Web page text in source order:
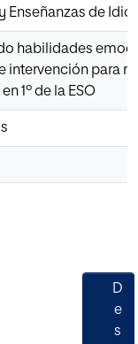
Enseñanzas de
habilidades
intervención para
1º de la ESO
D
e
s